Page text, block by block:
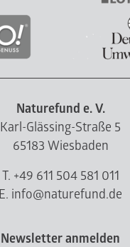
Naturefund e. V.
Karl-Glässing-Straße 5
65183 Wiesbaden
T. +49 611 504 581 011
E. info@naturefund.de
Newsletter anmelden